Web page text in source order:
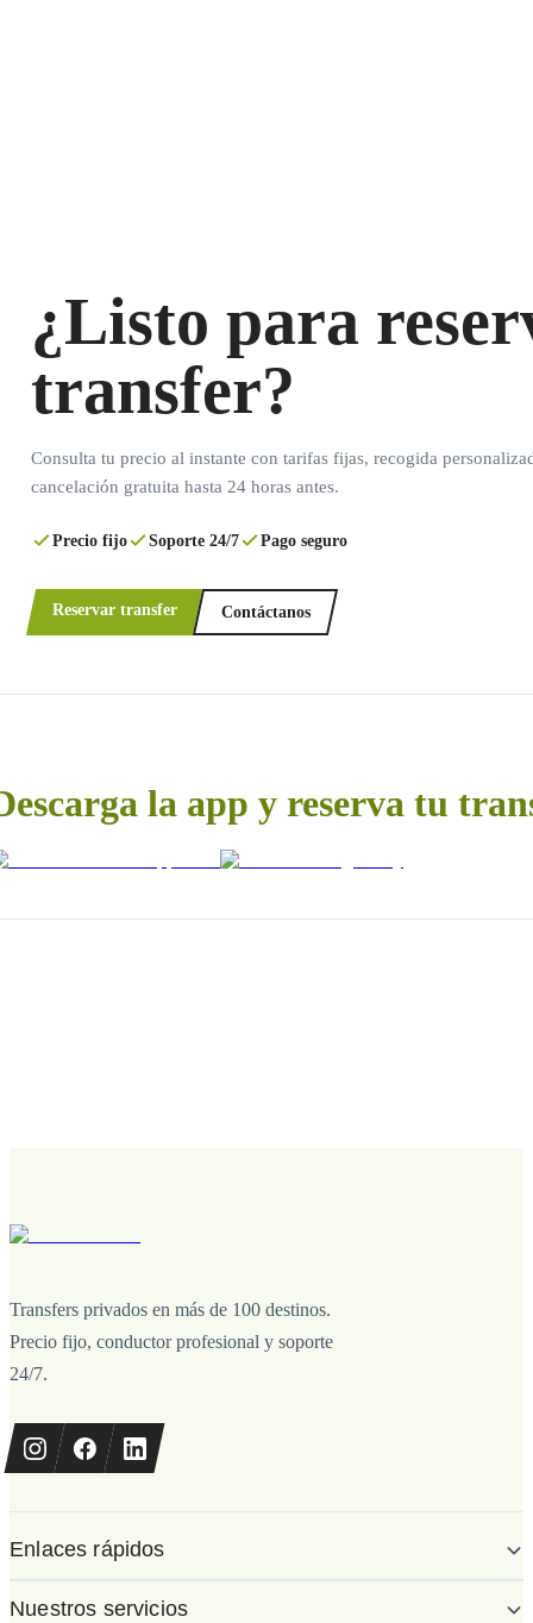
¿Listo para
transfer?
Consulta tu precio al instante con tarifas fijas, recogida
cancelación gratuita hasta 24 horas antes.
Precio fijo Soporte 24/7 Pago seguro
Reservar transfer Contáctanos
la app y reserva tu
Transfers privados en más de 100 destinos.
Precio fijo, conductor profesional y soporte
24/7.
Enlaces rápidos
Nuestros servicios